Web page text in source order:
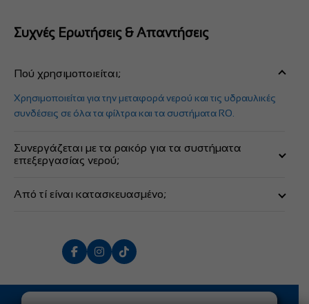
Συχνές Ερωτήσεις & Απαντήσεις
Πού χρησιμοποιείται;
Χρησιμοποιείται για την μεταφορά νερού και τις υδραυλικές
συνδέσεις σε όλα τα φίλτρα και τα συστήματα RO.
Συνεργάζεται με τα ρακόρ για τα συστήματα
επεξεργασίας νερού;
QUICK FITTING.
Από τί είναι κατασκευασμένο;